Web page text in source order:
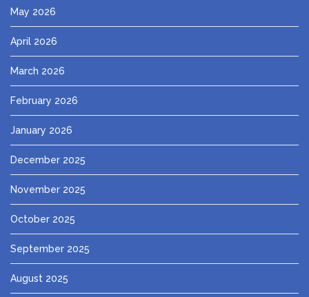
May 2026
April 2026
March 2026
February 2026
January 2026
December 2025
November 2025
October 2025
September 2025
August 2025